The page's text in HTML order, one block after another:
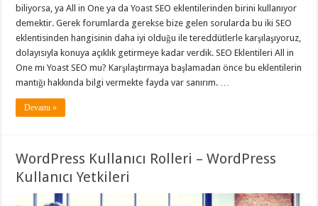
biliyorsa, ya All in One ya da Yoast SEO eklentilerinden birini kullanıyor
demektir. Gerek forumlarda gerekse bize gelen sorularda bu iki SEO
eklentisinden hangisinin daha iyi olduğu ile tereddütlerle karşılaşıyoruz,
dolayısıyla konuya açıklık getirmeye kadar verdik. SEO Eklentileri All in
One mı Yoast SEO mu? Karşılaştırmaya başlamadan önce bu eklentilerin
mantığı hakkında bilgi vermekte fayda var sanırım. …
Devamı »
WordPress Kullanıcı Rolleri – WordPress
Kullanıcı Yetkileri